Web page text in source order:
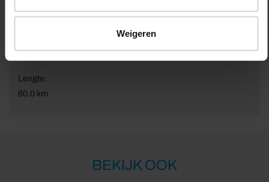
Weigeren
Lengte:
60.0 km
BEKIJK OOK